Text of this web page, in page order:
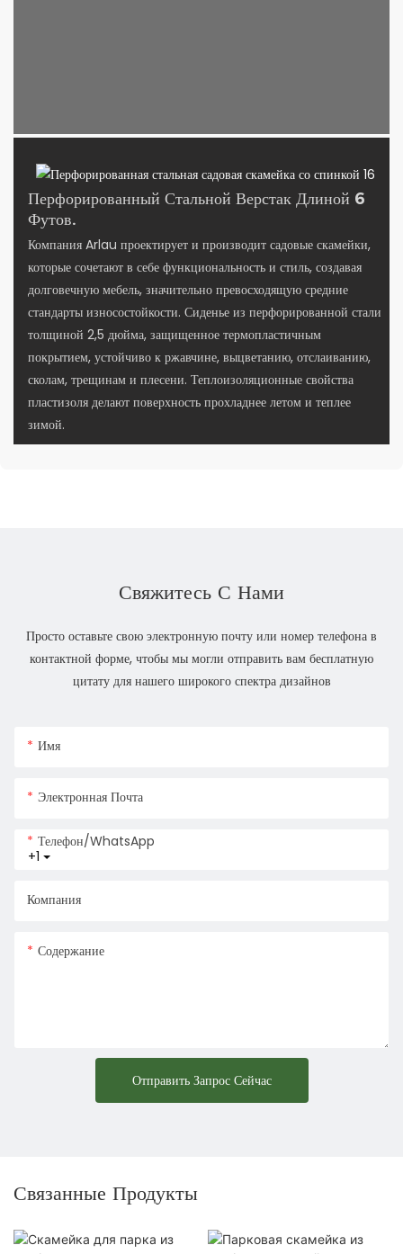
Перфорированный Стальной Верстак Длиной 6
Футов.
Компания Arlau проектирует и производит садовые скамейки,
которые сочетают в себе функциональность и стиль, создавая
долговечную мебель, значительно превосходящую средние
стандарты износостойкости. Сиденье из перфорированной стали
толщиной 2,5 дюйма, защищенное термопластичным
покрытием, устойчиво к ржавчине, выцветанию, отслаиванию,
сколам, трещинам и плесени. Теплоизоляционные свойства
пластизоля делают поверхность прохладнее летом и теплее
зимой.
Свяжитесь С Нами
Просто оставьте свою электронную почту или номер телефона в
контактной форме, чтобы мы могли отправить вам бесплатную
цитату для нашего широкого спектра дизайнов
Имя
Электронная Почта
+1
Телефон/WhatsApp
Компания
Содержание
Отправить Запрос Сейчас
Связанные Продукты